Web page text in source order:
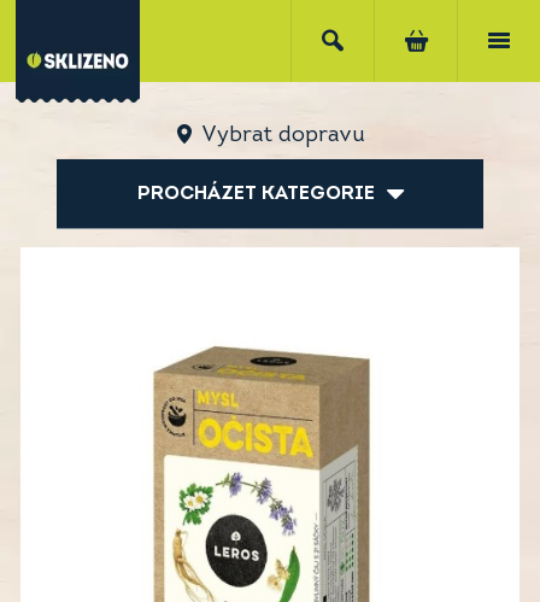
Vybrat dopravu
PROCHÁZET KATEGORIE